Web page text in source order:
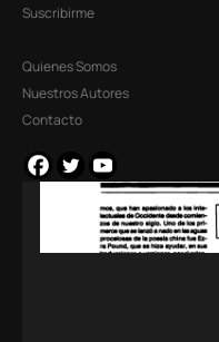
Suscribirme
Quienes Somos
Nuestros Autores
Contacto